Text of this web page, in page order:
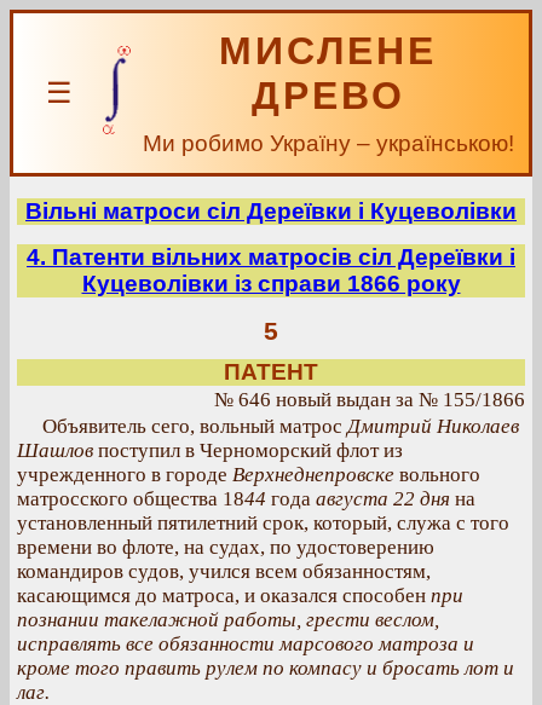
☰
МИСЛЕНЕ
ДРЕВО
Ми робимо Україну – українською!
Вільні матроси сіл Дереївки і Куцеволівки
4. Патенти вільних матросів сіл Дереївки і
Куцеволівки із справи 1866 року
5
ПАТЕНТ
№ 646 новый выдан за № 155/1866
Объявитель сего, вольный матрос Дмитрий Николаев
Шашлов поступил в Черноморский флот из
учрежденного в городе Верхнеднепровске вольного
матросского общества 1844 года августа 22 дня на
установленный пятилетний срок, который, служа с того
времени во флоте, на судах, по удостоверению
командиров судов, учился всем обязанностям,
касающимся до матроса, и оказался способен при
познании такелажной работы, грести веслом,
исправлять все обязанности марсового матроза и
кроме того править рулем по компасу и бросать лот и
лаг.